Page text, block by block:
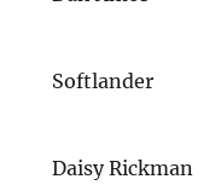
Softlander
Daisy Rickman